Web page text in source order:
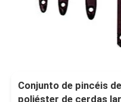
Conjunto de pincéis
poliéster de cerdas